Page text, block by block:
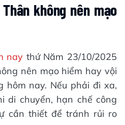
không nên mạo
nay thứ Năm 23/10/2025
nên mạo hiểm hay vội
hôm nay. Nếu phải đi xa,
di chuyển, hạn chế công
cần thiết để tránh rủi ro